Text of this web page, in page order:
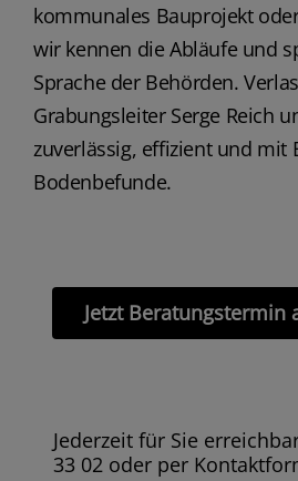
kommunales Bauprojekt
wir kennen die Abläufe und
Sprache der Behörden.
Grabungsleiter Serge Reich
zuverlässig, effizient und mit
Bodenbefunde.
Jetzt Beratungstermin
Jederzeit für Sie
33 02 oder per